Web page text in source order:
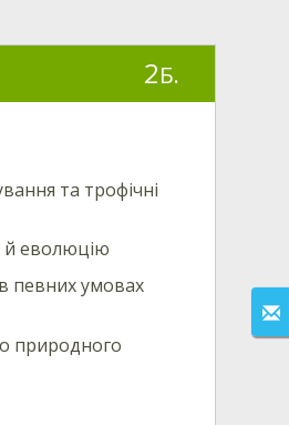
2Б.
та трофічні
й еволюцію
певних умовах
природного